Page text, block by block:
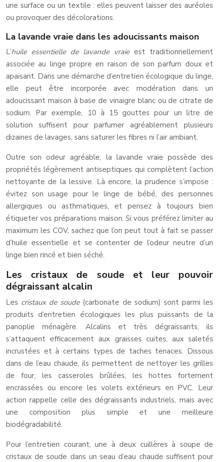
une surface ou un textile : elles peuvent laisser des auréoles
ou provoquer des décolorations.
La lavande vraie dans les adoucissants maison
L’huile essentielle de lavande vraieest traditionnellement
associée au linge propre en raison de son parfum doux et
apaisant. Dans une démarche d’entretien écologique du linge,
elle peut être incorporée avec modération dans un
adoucissant maison à base de vinaigre blanc ou de citrate de
sodium. Par exemple, 10 à 15 gouttes pour un litre de
solution suffisent pour parfumer agréablement plusieurs
dizaines de lavages, sans saturer les fibres ni l’air ambiant.
Outre son odeur agréable, la lavande vraie possède des
propriétés légèrement antiseptiques qui complètent l’action
nettoyante de la lessive. Là encore, la prudence s’impose :
évitez son usage pour le linge de bébé, des personnes
allergiques ou asthmatiques, et pensez à toujours bien
étiqueter vos préparations maison. Si vous préférez limiter au
maximum les COV, sachez que l’on peut tout à fait se passer
d’huile essentielle et se contenter de l’odeur neutre d’un
linge bien rincé et bien séché.
Les cristaux de soude et leur pouvoir
dégraissant alcalin
Les cristaux de soude(carbonate de sodium) sont parmi les
produits d’entretien écologiques les plus puissants de la
panoplie ménagère. Alcalins et très dégraissants, ils
s’attaquent efficacement aux graisses cuites, aux saletés
incrustées et à certains types de taches tenaces. Dissous
dans de l’eau chaude, ils permettent de nettoyer les grilles
de four, les casseroles brûlées, les hottes fortement
encrassées ou encore les volets extérieurs en PVC. Leur
action rappelle celle des dégraissants industriels, mais avec
une composition plus simple et une meilleure
biodégradabilité.
Pour l’entretien courant, une à deux cuillères à soupe de
cristaux de soude dans un seau d’eau chaude suffisent pour